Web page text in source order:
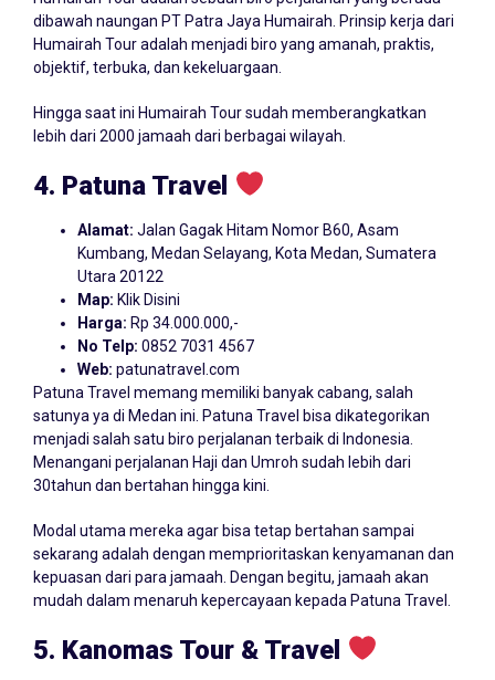
dibawah naungan PT Patra Jaya Humairah. Prinsip kerja dari
Humairah Tour adalah menjadi biro yang amanah, praktis,
objektif, terbuka, dan kekeluargaan.
Hingga saat ini Humairah Tour sudah memberangkatkan
lebih dari 2000 jamaah dari berbagai wilayah.
4. Patuna Travel
Alamat: Jalan Gagak Hitam Nomor B60, Asam
Kumbang, Medan Selayang, Kota Medan, Sumatera
Utara 20122
Map: Klik Disini
Harga: Rp 34.000.000,-
No Telp: 0852 7031 4567
Web: patunatravel.com
Patuna Travel memang memiliki banyak cabang, salah
satunya ya di Medan ini. Patuna Travel bisa dikategorikan
menjadi salah satu biro perjalanan terbaik di Indonesia.
Menangani perjalanan Haji dan Umroh sudah lebih dari
30tahun dan bertahan hingga kini.
Modal utama mereka agar bisa tetap bertahan sampai
sekarang adalah dengan memprioritaskan kenyamanan dan
kepuasan dari para jamaah. Dengan begitu, jamaah akan
mudah dalam menaruh kepercayaan kepada Patuna Travel.
5. Kanomas Tour & Travel